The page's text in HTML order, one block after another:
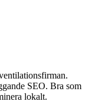
SEO. Bra som
lokalt.